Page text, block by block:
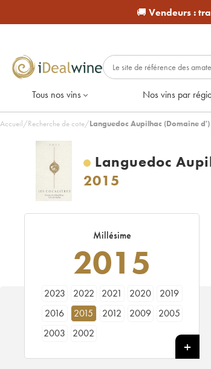
🚚 Vendeurs :
Tous nos vins Nos vins par
Accueil/Recherche de cote/Languedoc Aupilhac (Domaine
Languedoc
2015
Millésime
2015
2023 2022 2021 2020
2019
2016
2015 2012 2009
2005
2003
2002